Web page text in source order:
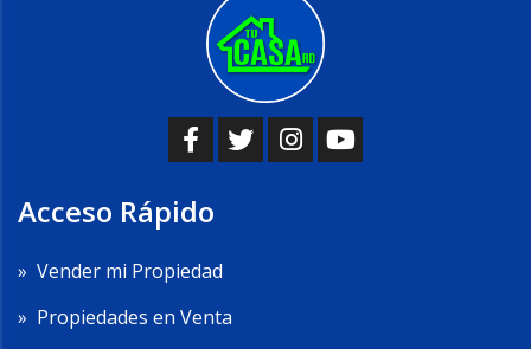
Acceso Rápido
» Vender mi Propiedad
» Propiedades en Venta